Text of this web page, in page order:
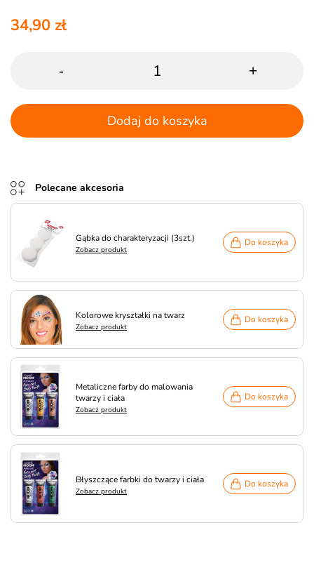
34,90 zł
- +
Dodaj do koszyka
Polecane akcesoria
Gąbka do charakteryzacji (3szt.)
Zobacz produkt
Do koszyka
Kolorowe kryształki na twarz
Zobacz produkt
Do koszyka
Metaliczne farby do malowania
twarzy i ciała
Zobacz produkt
Do koszyka
Błyszczące farbki do twarzy i ciała
Zobacz produkt
Do koszyka